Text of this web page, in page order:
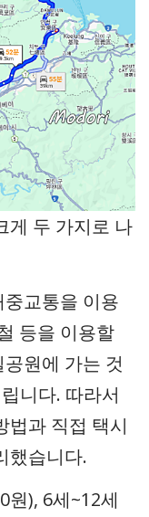
게 두 가지로 나
교통을 이용
등을 이용할
원에 가는 것
니다. 따라서
법과 직접 택시
했습니다.
원), 6세~12세